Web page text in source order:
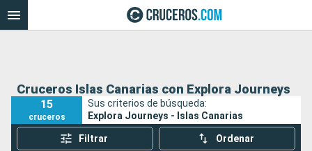
Cruceros Islas Canarias con Explora Journeys
15
cruceros
Sus criterios de búsqueda:
Explora Journeys - Islas Canarias
Filtrar Ordenar